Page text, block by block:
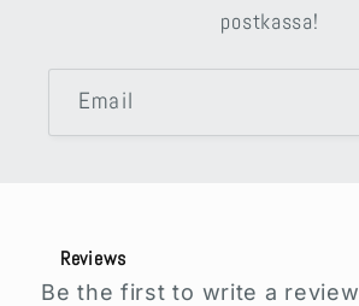
postkassa!
Email
Reviews
Be the first to write a review